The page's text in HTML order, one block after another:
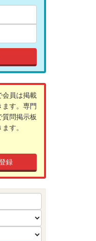
会員は掲載
す。専門
問掲示板
す。
録